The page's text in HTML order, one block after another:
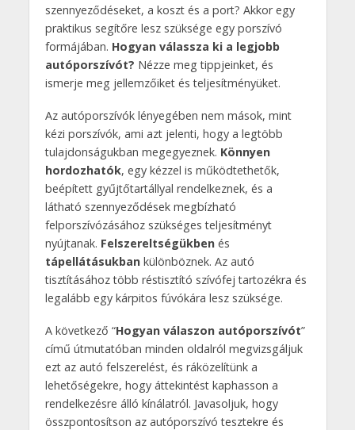
szennyeződéseket, a koszt és a port? Akkor egy
praktikus segítőre lesz szüksége egy porszívó
formájában. Hogyan válassza ki a legjobb
autóporszívót? Nézze meg tippjeinket, és
ismerje meg jellemzőiket és teljesítményüket.
Az autóporszívók lényegében nem mások, mint
kézi porszívók, ami azt jelenti, hogy a legtöbb
tulajdonságukban megegyeznek. Könnyen
hordozhatók, egy kézzel is működtethetők,
beépített gyűjtőtartállyal rendelkeznek, és a
látható szennyeződések megbízható
felporszívózásához szükséges teljesítményt
nyújtanak. Felszereltségükbenés
tápellátásukbankülönböznek. Az autó
tisztításához több réstisztító szívófej tartozékra és
legalább egy kárpitos fúvókára lesz szüksége.
A következő “Hogyan válaszon autóporszívót”
című útmutatóban minden oldalról megvizsgáljuk
ezt az autó felszerelést, és ráközelítünk a
lehetőségekre, hogy áttekintést kaphasson a
rendelkezésre álló kínálatról. Javasoljuk, hogy
összpontosítson az autóporszívó tesztekre és